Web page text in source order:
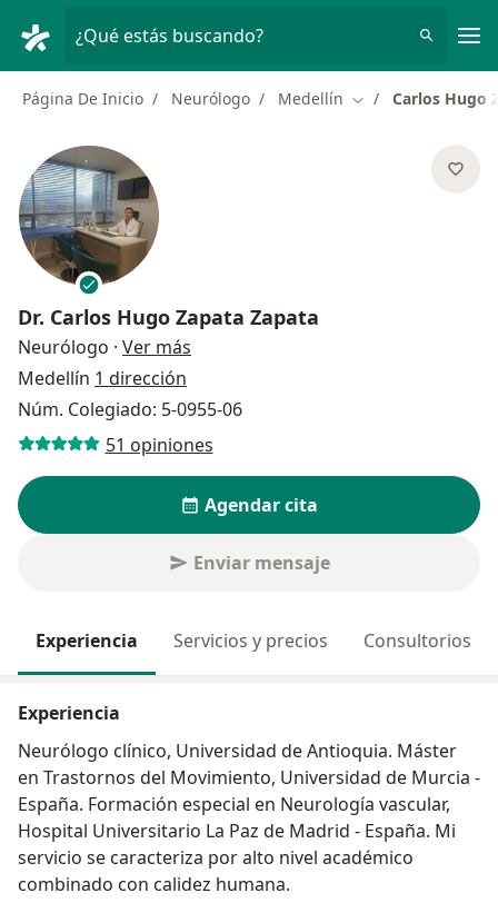
¿Qué estás buscando?
Página De Inicio Neurólogo Medellín Cambiar de ciudad
Carlos Hugo
Dr. Carlos Hugo Zapata Zapata
Neurólogo · Ver más
Medellín 1 dirección
Núm. Colegiado: 5-0955-06
51 opiniones
Agendar cita
Enviar mensaje
Experiencia Servicios y precios Consultorios
Experiencia
Neurólogo clínico, Universidad de Antioquia. Máster
en Trastornos del Movimiento, Universidad de Murcia -
España. Formación especial en Neurología vascular,
Hospital Universitario La Paz de Madrid - España. Mi
servicio se caracteriza por alto nivel académico
combinado con calidez humana.